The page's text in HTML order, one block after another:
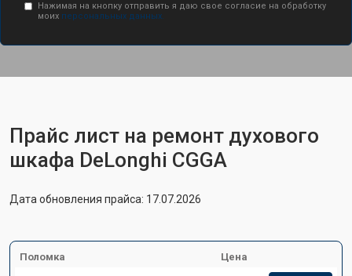
Нажимая на кнопку отправить я даю свое согласие на обработку
моих персональных данных.
Прайс лист на ремонт духового
шкафа DeLonghi CGGA
Дата обновления прайса: 17.07.2026
Поломка Цена